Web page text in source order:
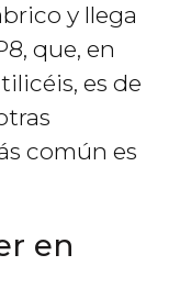
y llega
que, en
es de
común es
en